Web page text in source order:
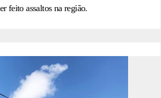
feito assaltos na região.